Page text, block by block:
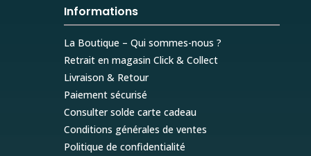
Informations
La Boutique – Qui sommes-nous ?
Retrait en magasin Click & Collect
Livraison & Retour
Paiement sécurisé
Consulter solde carte cadeau
Conditions générales de ventes
Politique de confidentialité